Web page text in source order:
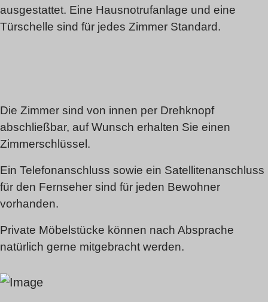
ausgestattet. Eine Hausnotrufanlage und eine
Türschelle sind für jedes Zimmer Standard.
Die Zimmer sind von innen per Drehknopf
abschließbar, auf Wunsch erhalten Sie einen
Zimmerschlüssel.
Ein Telefonanschluss sowie ein Satellitenanschluss
für den Fernseher sind für jeden Bewohner
vorhanden.
Private Möbelstücke können nach Absprache
natürlich gerne mitgebracht werden.